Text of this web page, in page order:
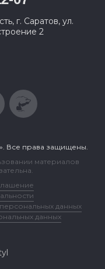
г. Саратов, ул.
2
Все права защищены.
материалов
данных
данных